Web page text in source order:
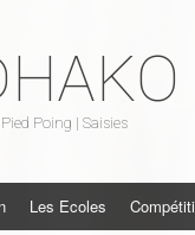
Poing | Saisies
Les Ecoles